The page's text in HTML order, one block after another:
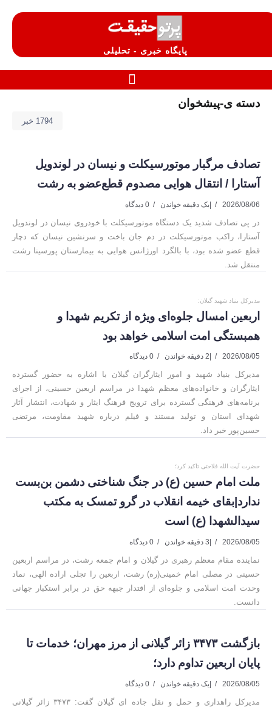
پایگاه خبری - تحلیلی
دسته ی-پیشخوان
1794 خبر
تصادف مرگبار موتورسیکلت و نیسان در لوندویل
آستارا / انتقال هوایی مصدوم قطع‌عضو به رشت
2026/08/06
|یک دقیقه خواندن 0 دیدگاه
در پی تصادف شدید یک دستگاه موتورسیکلت با خودروی نیسان در لوندویل
آستارا، راکب موتورسیکلت در دم جان باخت و سرنشین نیسان که دچار
قطع عضو شده بود، با بالگرد اورژانس هوایی به بیمارستان پورسینا رشت
منتقل شد.
مدیرکل بنیاد شهید گیلان:
اربعین امسال جلوه‌ای ویژه از تکریم شهدا و
همبستگی امت اسلامی خواهد بود
2026/08/05 2 دقیقه خواندن 0 دیدگاه
مدیرکل بنیاد شهید و امور ایثارگران گیلان با اشاره به حضور گسترده
ایثارگران و خانواده‌های معظم شهدا در مراسم اربعین حسینی، از اجرای
برنامه‌های فرهنگی گسترده برای ترویج فرهنگ ایثار و شهادت، انتشار آثار
شهدای استان و تولید مستند و فیلم درباره شهید مقاومت، مرتضی
حسین‌پور خبر داد.
حضرت آیت الله فلاحتی تاکید کرد؛
ملت امام حسین (ع) در جنگ شناختی دشمن بن‌بست
ندارد|بقای خیمه انقلاب در گرو تمسک به مکتب
سیدالشهدا (ع) است
2026/08/05 3 دقیقه خواندن 0 دیدگاه
نماینده مقام معظم رهبری در گیلان و امام جمعه رشت، در مراسم اربعین
حسینی در مصلی امام خمینی(ره) رشت، اربعین را تجلی اراده الهی، نماد
وحدت امت اسلامی و جلوه‌ای از اقتدار جبهه حق در برابر استکبار جهانی
دانست.
بازگشت ۳۴۷۳ زائر گیلانی از مرز مهران؛ خدمات تا
پایان اربعین تداوم دارد؛
2026/08/05
|یک دقیقه خواندن 0 دیدگاه
مدیرکل راهداری و حمل و نقل جاده ای گیلان گفت: ۳۴۷۳ زائر گیلانی